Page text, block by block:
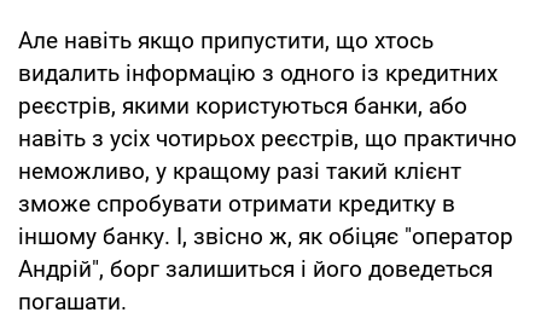
Але навіть якщо припустити, що хтось
видалить інформацію з одного із кредитних
реєстрів, якими користуються банки, або
навіть з усіх чотирьох реєстрів, що практично
неможливо, у кращому разі такий клієнт
зможе спробувати отримати кредитку в
іншому банку. І, звісно ж, як обіцяє "оператор
Андрій", борг залишиться і його доведеться
погашати.